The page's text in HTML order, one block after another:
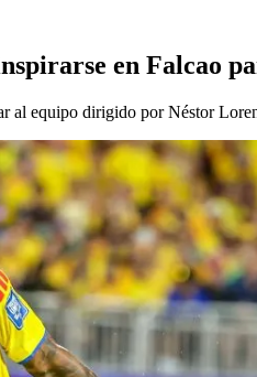
en Falcao
al equipo dirigido por Néstor